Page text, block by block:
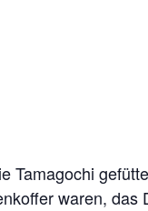
waren, das